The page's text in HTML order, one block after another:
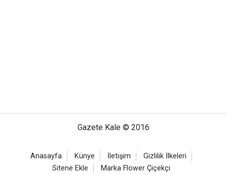
Gazete Kale © 2016
Anasayfa Künye İletişim
Gizlilik İlkeleri
Sitene Ekle
Marka Flower Çiçekçi